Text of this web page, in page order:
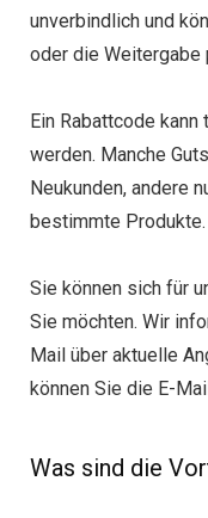
unverbindlich und
oder die Weitergabe
Ein Rabattcode
werden. Manche
Neukunden, andere
bestimmte Produkte.
Sie können sich für
Sie möchten. Wir
Mail über aktuelle
können Sie die E-
Was sind die